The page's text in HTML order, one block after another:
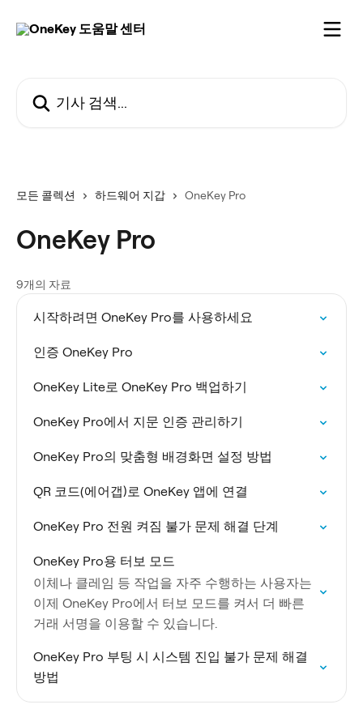
모든 콜렉션 하드웨어 지갑 OneKey Pro
OneKey Pro
9개의 자료
시작하려면 OneKey Pro를 사용하세요
인증 OneKey Pro
OneKey Lite로 OneKey Pro 백업하기
OneKey Pro에서 지문 인증 관리하기
OneKey Pro의 맞춤형 배경화면 설정 방법
QR 코드(에어갭)로 OneKey 앱에 연결
OneKey Pro 전원 켜짐 불가 문제 해결 단계
OneKey Pro용 터보 모드
이체나 클레임 등 작업을 자주 수행하는 사용자는
이제 OneKey Pro에서 터보 모드를 켜서 더 빠른
거래 서명을 이용할 수 있습니다.
OneKey Pro 부팅 시 시스템 진입 불가 문제 해결
방법